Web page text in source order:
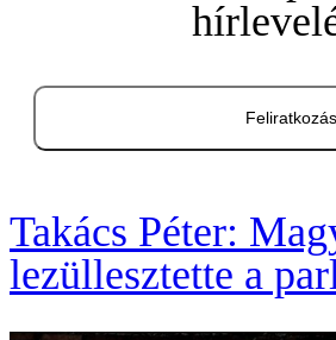
Feliratkozás
Takács Péter:
lezüllesztette a